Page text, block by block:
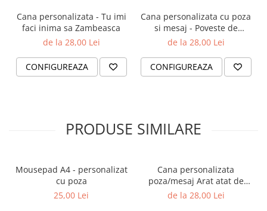
Cana personalizata - Tu imi
faci inima sa Zambeasca
de la 28,00 Lei
CONFIGUREAZA
Cana personalizata cu poza
si mesaj - Poveste de
dragoste
de la 28,00 Lei
CONFIGUREAZA
PRODUSE SIMILARE
Mousepad A4 - personalizat
cu poza
25,00 Lei
Cana personalizata
poza/mesaj Arat atat de
bine
de la 28,00 Lei